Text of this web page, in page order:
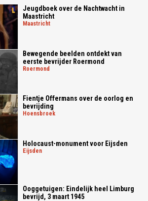
Jeugdboek over de Nachtwacht in
Maastricht
maastricht
Bewegende beelden ontdekt van
eerste bevrijder Roermond
roermond
Fientje Offermans over de oorlog en
bevrijding
hoensbroek
Holocaust-monument voor Eijsden
eijsden
Ooggetuigen: Eindelijk heel Limburg
bevrijd, 3 maart 1945